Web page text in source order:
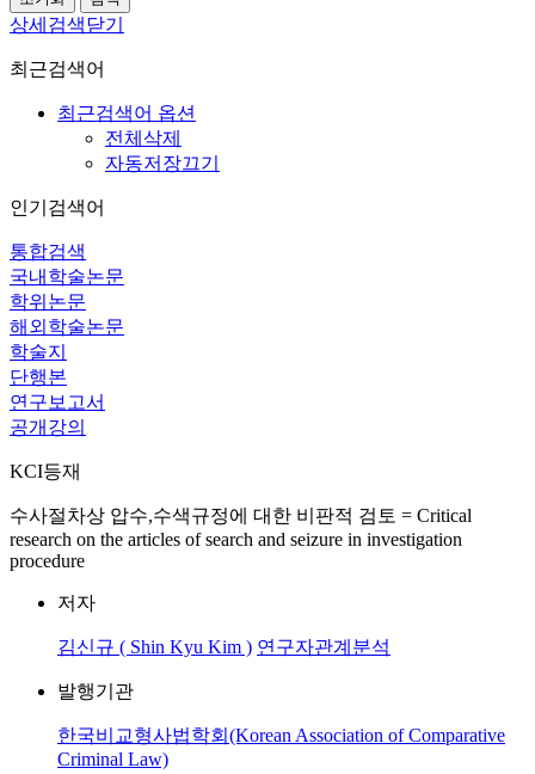
상세검색닫기
최근검색어
최근검색어 옵션
전체삭제
자동저장끄기
인기검색어
통합검색
국내학술논문
학위논문
해외학술논문
학술지
단행본
연구보고서
공개강의
KCI등재
수사절차상 압수,수색규정에 대한 비판적 검토 = Critical
research on the articles of search and seizure in investigation
procedure
저자
김신규 ( Shin Kyu Kim ) 연구자관계분석
발행기관
한국비교형사법학회(Korean Association of Comparative
Criminal Law)